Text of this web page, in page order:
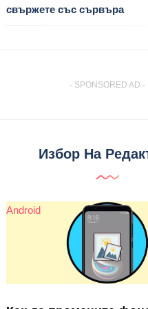
свържете със сървъра
- SPONSORED AD -
Избор На
Android